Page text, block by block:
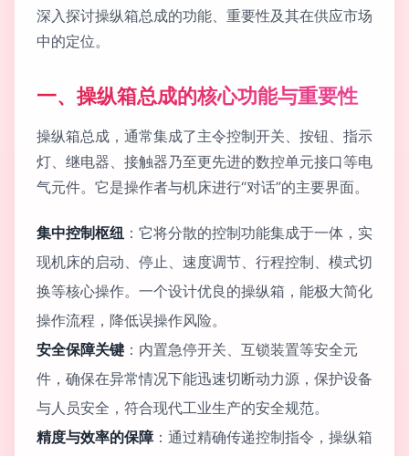
深入探讨操纵箱总成的功能、重要性及其在供应市场
中的定位。
一、操纵箱总成的核心功能与重要性
操纵箱总成，通常集成了主令控制开关、按钮、指示
灯、继电器、接触器乃至更先进的数控单元接口等电
气元件。它是操作者与机床进行“对话”的主要界面。
集中控制枢纽 ：它将分散的控制功能集成于一体，实
现机床的启动、停止、速度调节、行程控制、模式切
换等核心操作。一个设计优良的操纵箱，能极大简化
操作流程，降低误操作风险。
安全保障关键 ：内置急停开关、互锁装置等安全元
件，确保在异常情况下能迅速切断动力源，保护设备
与人员安全，符合现代工业生产的安全规范。
精度与效率的保障：通过精确传递控制指令，操纵箱